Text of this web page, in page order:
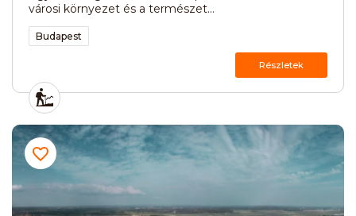
városi környezet és a természet...
Budapest
Részletek